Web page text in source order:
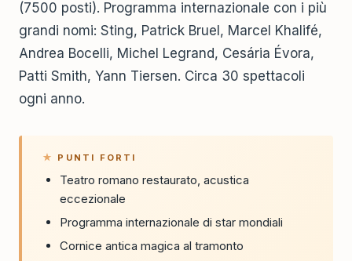
(7500 posti). Programma internazionale con i più
grandi nomi: Sting, Patrick Bruel, Marcel Khalifé,
Andrea Bocelli, Michel Legrand, Cesária Évora,
Patti Smith, Yann Tiersen. Circa 30 spettacoli
ogni anno.
PUNTI FORTI
Teatro romano restaurato, acustica
eccezionale
Programma internazionale di star mondiali
Cornice antica magica al tramonto